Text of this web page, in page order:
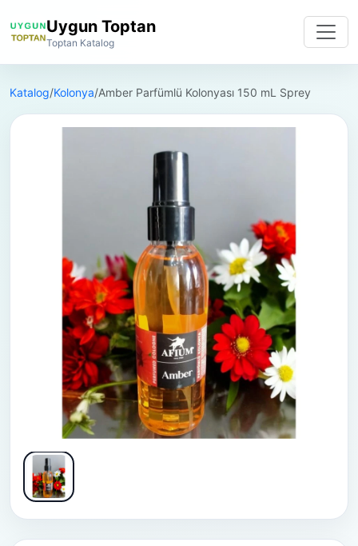
Uygun Toptan
Toptan Katalog
Katalog/Kolonya/Amber Parfümlü Kolonyası 150 mL Sprey